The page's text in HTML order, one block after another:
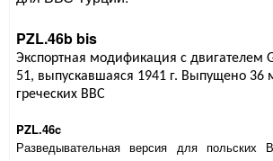
PZL.46b bis
Экспортная модификация с двигателем
51, выпускавшаяся 1941 г. Выпущено 36
греческих ВВС
PZL.46c
Разведывательная версия для польских